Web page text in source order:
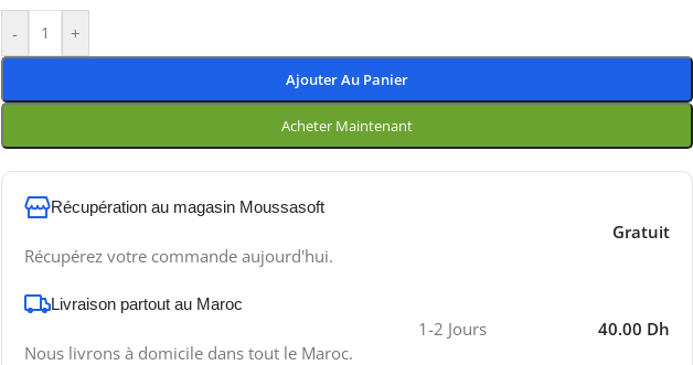
- +
Ajouter Au Panier
Acheter Maintenant
Récupération au magasin Moussasoft
Récupérez votre commande aujourd'hui.
Gratuit
Livraison partout au Maroc
Nous livrons à domicile dans tout le Maroc.
1-2 Jours 40.00 Dh